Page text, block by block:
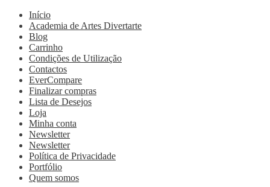
Início
Academia de Artes Divertarte
Blog
Carrinho
Condições de Utilização
Contactos
EverCompare
Finalizar compras
Lista de Desejos
Loja
Minha conta
Newsletter
Newsletter
Política de Privacidade
Portfólio
Quem somos